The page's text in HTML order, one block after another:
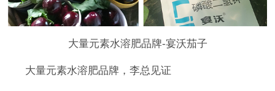
大量元素水溶肥品牌-宴沃茄子
大量元素水溶肥品牌，李总见证